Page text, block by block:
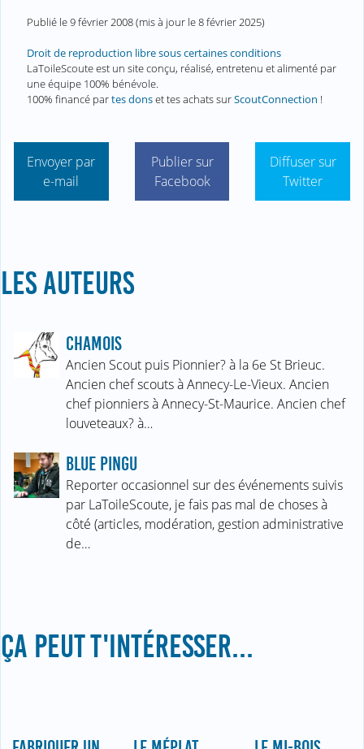
Publié le9 février 2008(mis à jour le8 février 2025)
Droit de reproduction libre sous certaines conditions
LaToileScoute est un site conçu, réalisé, entretenu et alimenté par
une équipe 100% bénévole.
100% financé partes donset tes achats surScoutConnection !
Envoyer par
e-mail
Publier sur
Facebook
Diffuser sur
Twitter
LES AUTEURS
CHAMOIS
Ancien Scout puis Pionnier? à la 6e St Brieuc.
Ancien chef scouts à Annecy-Le-Vieux. Ancien
chef pionniers à Annecy-St-Maurice. Ancien chef
louveteaux? à…
BLUE PINGU
Reporter occasionnel sur des événements suivis
par LaToileScoute, je fais pas mal de choses à
côté (articles, modération, gestion administrative
de…
ÇA PEUT T'INTÉRESSER...